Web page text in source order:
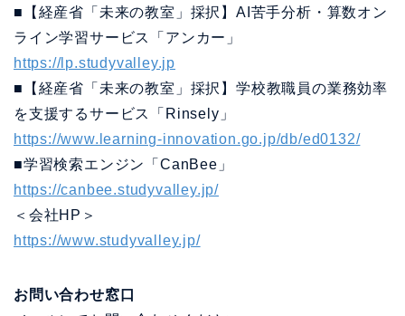
■【経産省「未来の教室」採択】AI苦手分析・算数オン
ライン学習サービス「アンカー」
https://lp.studyvalley.jp
■【経産省「未来の教室」採択】学校教職員の業務効率
を支援するサービス「Rinsely」
https://www.learning-innovation.go.jp/db/ed0132/
■学習検索エンジン「CanBee」
https://canbee.studyvalley.jp/
＜会社HP＞
https://www.studyvalley.jp/
お問い合わせ窓口